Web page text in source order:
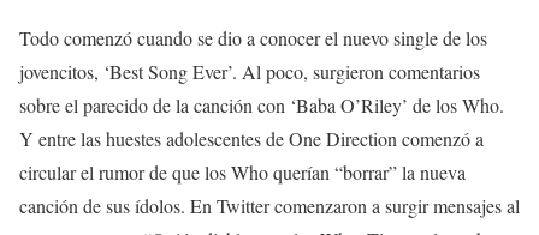
Todo comenzó cuando se dio a conocer el nuevo single de los
jovencitos, ‘Best Song Ever’. Al poco, surgieron comentarios
sobre el parecido de la canción con ‘Baba O’Riley’ de los Who.
Y entre las huestes adolescentes de One Direction comenzó a
circular el rumor de que los Who querían “borrar” la nueva
canción de sus ídolos. En Twitter comenzaron a surgir mensajes al